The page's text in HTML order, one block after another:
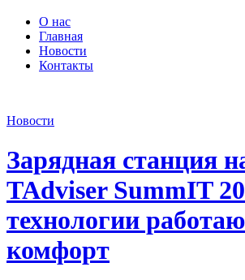
О нас
Главная
Новости
Контакты
Новости
Зарядная станция
TAdviser SummIT
технологии
комфорт